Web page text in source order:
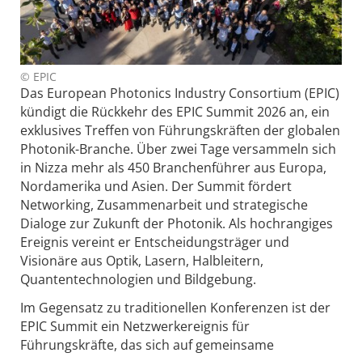
© EPIC
Das European Photonics Industry Consortium (EPIC)
kündigt die Rückkehr des EPIC Summit 2026 an, ein
exklusives Treffen von Führungskräften der globalen
Photonik-Branche. Über zwei Tage versammeln sich
in Nizza mehr als 450 Branchenführer aus Europa,
Nordamerika und Asien. Der Summit fördert
Networking, Zusammenarbeit und strategische
Dialoge zur Zukunft der Photonik. Als hochrangiges
Ereignis vereint er Entscheidungsträger und
Visionäre aus Optik, Lasern, Halbleitern,
Quantentechnologien und Bildgebung.
Im Gegensatz zu traditionellen Konferenzen ist der
EPIC Summit ein Netzwerkereignis für
Führungskräfte, das sich auf gemeinsame